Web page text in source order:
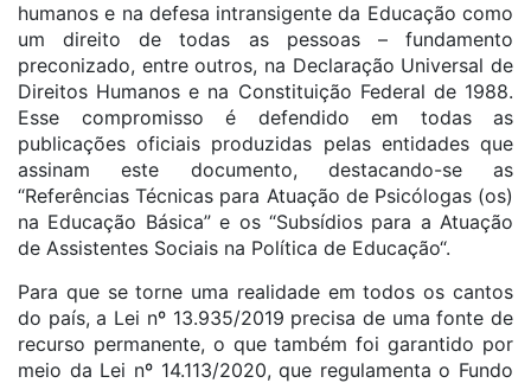
humanos e na defesa intransigente da Educação como
um direito de todas as pessoas – fundamento
preconizado, entre outros, na Declaração Universal de
Direitos Humanos e na Constituição Federal de 1988.
Esse compromisso é defendido em todas as
publicações oficiais produzidas pelas entidades que
assinam este documento, destacando-se as
“Referências Técnicas para Atuação de Psicólogas (os)
na Educação Básica” e os “Subsídios para a Atuação
de Assistentes Sociais na Política de Educação“.
Para que se torne uma realidade em todos os cantos
do país, a Lei nº 13.935/2019 precisa de uma fonte de
recurso permanente, o que também foi garantido por
meio da Lei nº 14.113/2020, que regulamenta o Fundo